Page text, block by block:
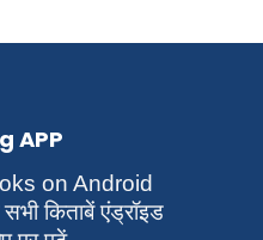
APP
on Android
किताबें एंड्रॉइड